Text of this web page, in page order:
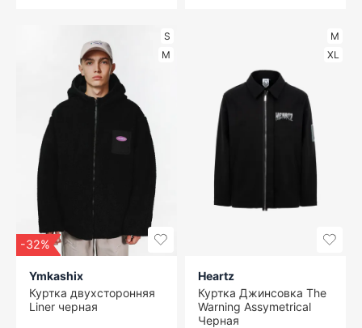
S
M
-32%
Ymkashix
Куртка двухсторонняя
Liner черная
M
XL
Heartz
Куртка Джинсовка The
Warning Assymetrical
Черная